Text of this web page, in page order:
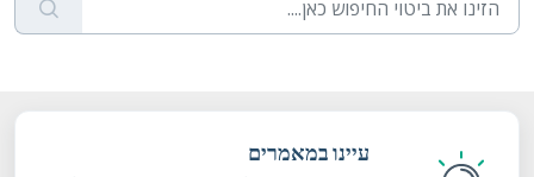
עיינו במאמרים